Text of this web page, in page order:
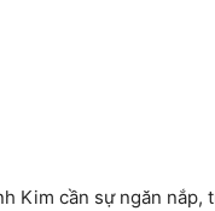
Kim cần sự ngăn nắp,